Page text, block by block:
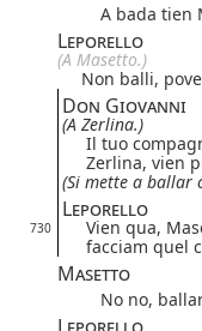
A bada tien
Leporello
(A Masetto.)
Non balli,
Don Giovanni
(A Zerlina.)
Il tuo
Zerlina, vien
(Si mette a ballar
Leporello
730
Vien qua,
facciam quel
Masetto
No no,